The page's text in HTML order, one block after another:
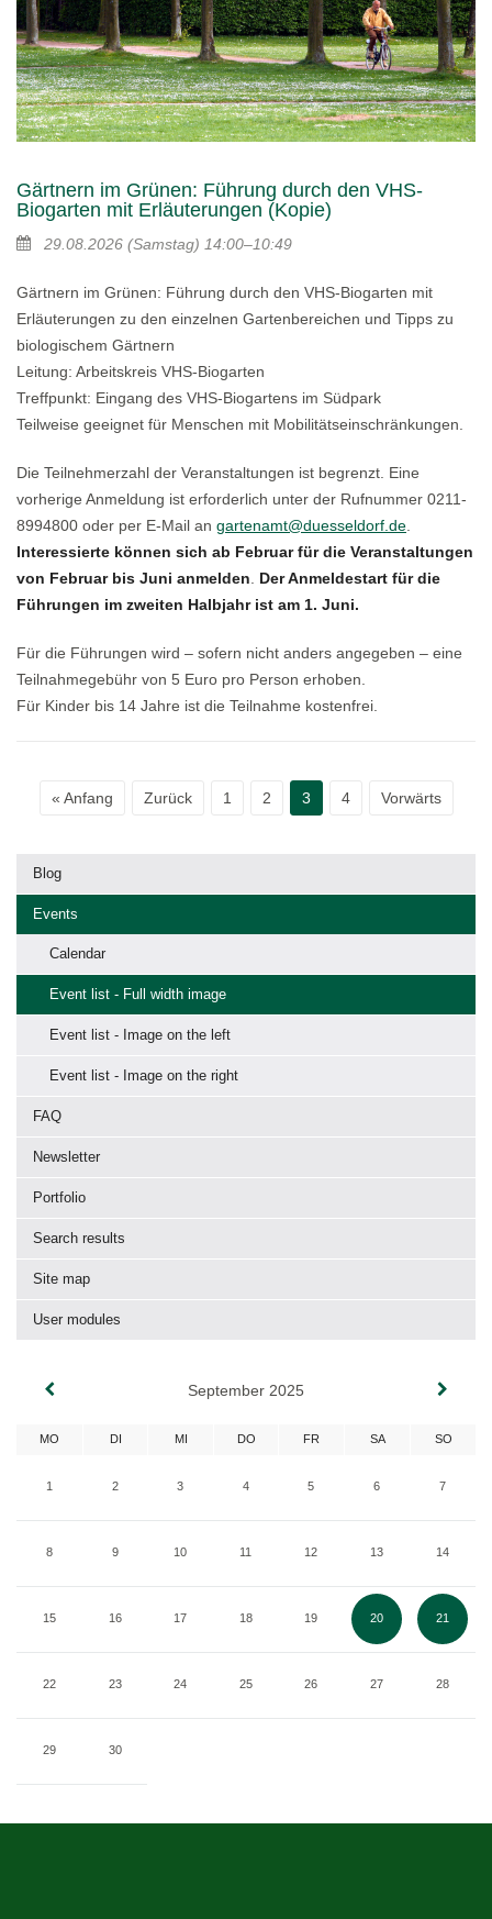
Gärtnern im Grünen: Führung durch den VHS-
Biogarten mit Erläuterungen (Kopie)
29.08.2026 (Samstag) 14:00–10:49
Gärtnern im Grünen: Führung durch den VHS-Biogarten mit
Erläuterungen zu den einzelnen Gartenbereichen und Tipps zu
biologischem Gärtnern
Leitung: Arbeitskreis VHS-Biogarten
Treffpunkt: Eingang des VHS-Biogartens im Südpark
Teilweise geeignet für Menschen mit Mobilitätseinschränkungen.
Die Teilnehmerzahl der Veranstaltungen ist begrenzt. Eine
vorherige Anmeldung ist erforderlich unter der Rufnummer 0211-
8994800 oder per E-Mail an gartenamt@duesseldorf.de
Interessierte können sich ab Februar für die Veranstaltungen
von Februar bis Juni anmelden
Der Anmeldestart für die
Führungen im zweiten Halbjahr ist am 1. Juni.
Für die Führungen wird – sofern nicht anders angegeben – eine
Teilnahmegebühr von 5 Euro pro Person erhoben.
Für Kinder bis 14 Jahre ist die Teilnahme kostenfrei.
« Anfang Zurück 1 2 3 4 Vorwärts
Blog
Events
Calendar
Event list - Full width image
Event list - Image on the left
Event list - Image on the right
FAQ
Newsletter
Portfolio
Search results
Site map
User modules
September 2025
MO DI MI DO FR SA SO
1 2 3 4 5 6 7
8 9 10 11 12 13 14
15 16 17 18 19 20 21
22 23 24 25 26 27 28
29 30